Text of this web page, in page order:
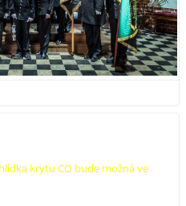
krytu CO bude možná ve